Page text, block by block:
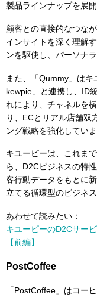
製品ラインナップを展開
顧客との直接的なつな
インサイトを深く理解
ンを駆使し、パーソナ
また、「Qummy」は
kewpie」と連携し、ID
れにより、チャネルを
り、ECとリアル店舗双
ング戦略を強化していま
キユーピーは、これま
ら、D2Cビジネスの特
客行動データをもとに
立てる循環型のビジネ
あわせて読みたい：
キユーピーのD2Cサー
【前編】
PostCoffee
「PostCoffee」はコー